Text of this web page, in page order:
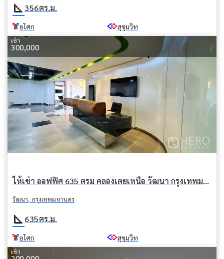
square_foot 356ตร.ม.
อโศก สุขุมวิท
เช่า
300,000
ให้เช่า ออฟฟิศ 635 ตรม คลองเตยเหนือ วัฒนา กรุงเทพมหานคร BTS อโศก
วัฒนา, กรุงเทพมหานคร
square_foot 635ตร.ม.
อโศก สุขุมวิท
เช่า